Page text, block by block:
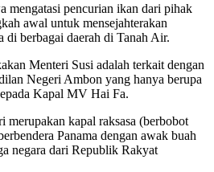
mengatasi pencurian ikan dari pihak
awal untuk mensejahterakan
di berbagai daerah di Tanah Air.
Menteri Susi adalah terkait dengan
Negeri Ambon yang hanya berupa
Kapal MV Hai Fa.
kapal raksasa (berbobot
Panama dengan awak buah
negara dari Republik Rakyat